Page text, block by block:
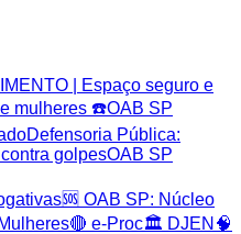
| Espaço seguro e
mulheres ☎️OAB SP
Defensoria Pública:
golpesOAB SP
🆘 OAB SP: Núcleo
🔴 e-Proc🏛️ DJEN 🧠